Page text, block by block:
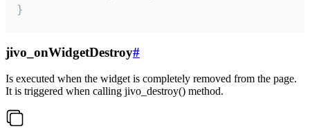
}
jivo_onWidgetDestroy#
Is executed when the widget is completely removed from the page.
It is triggered when calling jivo_destroy() method.